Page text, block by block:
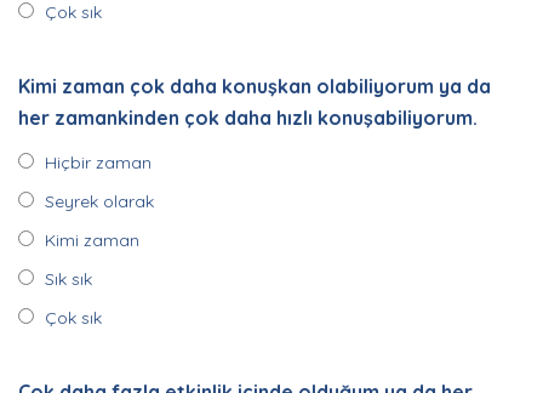
Çok sık
Kimi zaman çok daha konuşkan olabiliyorum ya da
her zamankinden çok daha hızlı konuşabiliyorum.
Hiçbir zaman
Seyrek olarak
Kimi zaman
Sık sık
Çok sık